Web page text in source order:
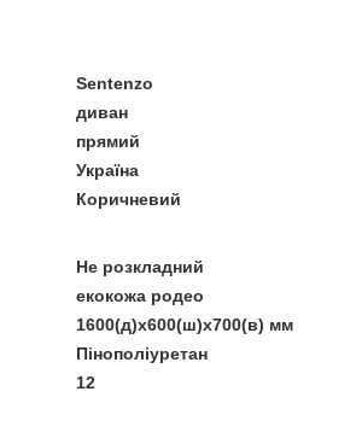
Sentenzo
диван
прямий
Україна
Коричневий
Не розкладний
екокожа родео
1600(д)х600(ш)х700(в) мм
Пінополіуретан
12